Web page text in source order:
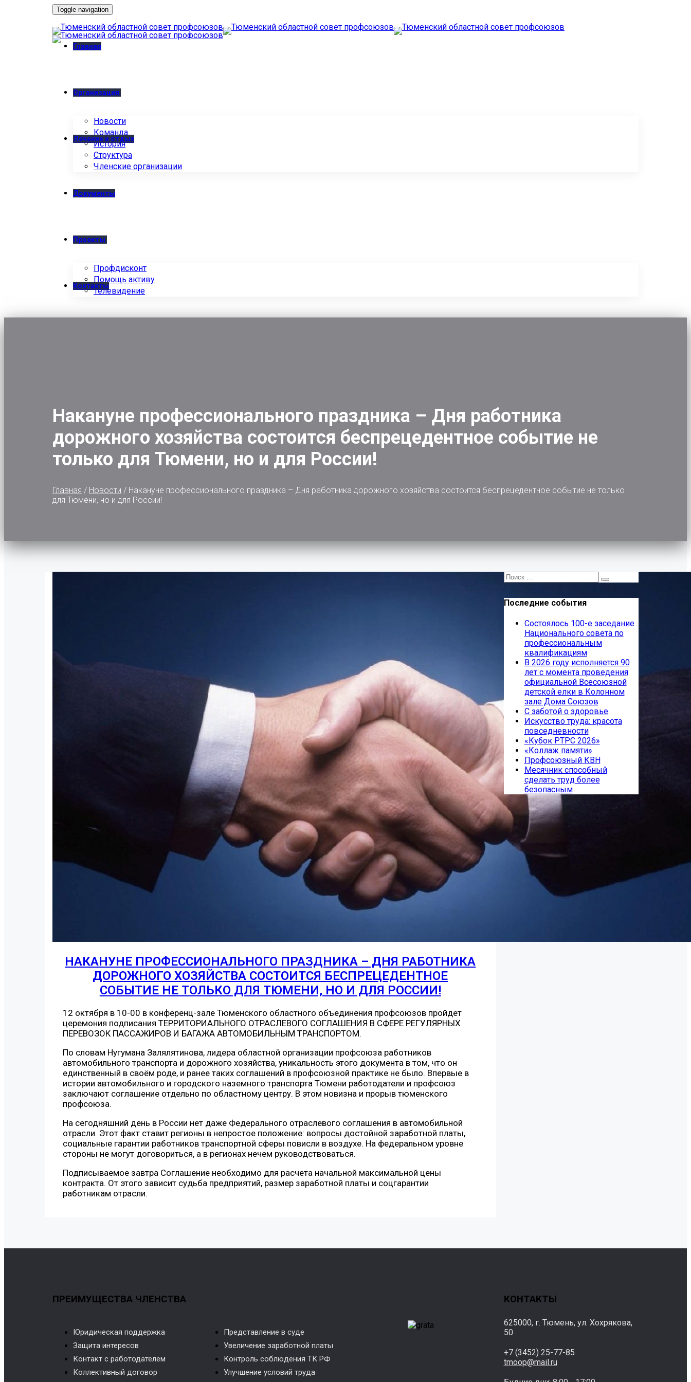
Toggle navigation
Главная
Организация
Новости
Команда
История
Структура
Членские организации
Лечение и отдых
Документы
Проекты
Профдисконт
Помощь активу
Телевидение
Контакты
Накануне профессионального праздника – Дня работника
дорожного хозяйства состоится беспрецедентное событие не
только для Тюмени, но и для России!
Главная / Новости / Накануне профессионального праздника – Дня работника дорожного хозяйства состоится беспрецедентное событие не только
для Тюмени, но и для России!
НАКАНУНЕ ПРОФЕССИОНАЛЬНОГО ПРАЗДНИКА – ДНЯ РАБОТНИКА
ДОРОЖНОГО ХОЗЯЙСТВА СОСТОИТСЯ БЕСПРЕЦЕДЕНТНОЕ
СОБЫТИЕ НЕ ТОЛЬКО ДЛЯ ТЮМЕНИ, НО И ДЛЯ РОССИИ!
12 октября в 10-00 в конференц-зале Тюменского областного объединения профсоюзов пройдет
церемония подписания ТЕРРИТОРИАЛЬНОГО ОТРАСЛЕВОГО СОГЛАШЕНИЯ В СФЕРЕ РЕГУЛЯРНЫХ
ПЕРЕВОЗОК ПАССАЖИРОВ И БАГАЖА АВТОМОБИЛЬНЫМ ТРАНСПОРТОМ.
По словам Нугумана Залялятинова, лидера областной организации профсоюза работников
автомобильного транспорта и дорожного хозяйства, уникальность этого документа в том, что он
единственный в своём роде, и ранее таких соглашений в профсоюзной практике не было. Впервые в
истории автомобильного и городского наземного транспорта Тюмени работодатели и профсоюз
заключают соглашение отдельно по областному центру. В этом новизна и прорыв тюменского
профсоюза.
На сегодняшний день в России нет даже Федерального отраслевого соглашения в автомобильной
отрасли. Этот факт ставит регионы в непростое положение: вопросы достойной заработной платы,
социальные гарантии работников транспортной сферы повисли в воздухе. На федеральном уровне
стороны не могут договориться, а в регионах нечем руководствоваться.
Подписываемое завтра Соглашение необходимо для расчета начальной максимальной цены
контракта. От этого зависит судьба предприятий, размер заработной платы и соцгарантии
работникам отрасли.
Последние события
Состоялось 100-е заседание
Национального совета по
профессиональным
квалификациям
В 2026 году исполняется 90
лет с момента проведения
официальной Всесоюзной
детской елки в Колонном
зале Дома Союзов
С заботой о здоровье
Искусство труда: красота
повседневности
«Кубок РТРС 2026»
«Коллаж памяти»
Профсоюзный КВН
Месячник способный
сделать труд более
безопасным
ПРЕИМУЩЕСТВА ЧЛЕНСТВА
Юридическая поддержка
Защита интересов
Контакт с работодателем
Коллективный договор
Представление в суде
Увеличение заработной платы
Контроль соблюдения ТК РФ
Улучшение условий труда
КОНТАКТЫ
625000, г. Тюмень, ул. Хохрякова,
50
+7 (3452) 25-77-85
tmoop@mail.ru